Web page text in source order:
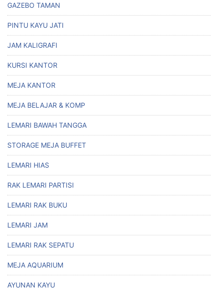
GAZEBO TAMAN
PINTU KAYU JATI
JAM KALIGRAFI
KURSI KANTOR
MEJA KANTOR
MEJA BELAJAR & KOMP
LEMARI BAWAH TANGGA
STORAGE MEJA BUFFET
LEMARI HIAS
RAK LEMARI PARTISI
LEMARI RAK BUKU
LEMARI JAM
LEMARI RAK SEPATU
MEJA AQUARIUM
AYUNAN KAYU